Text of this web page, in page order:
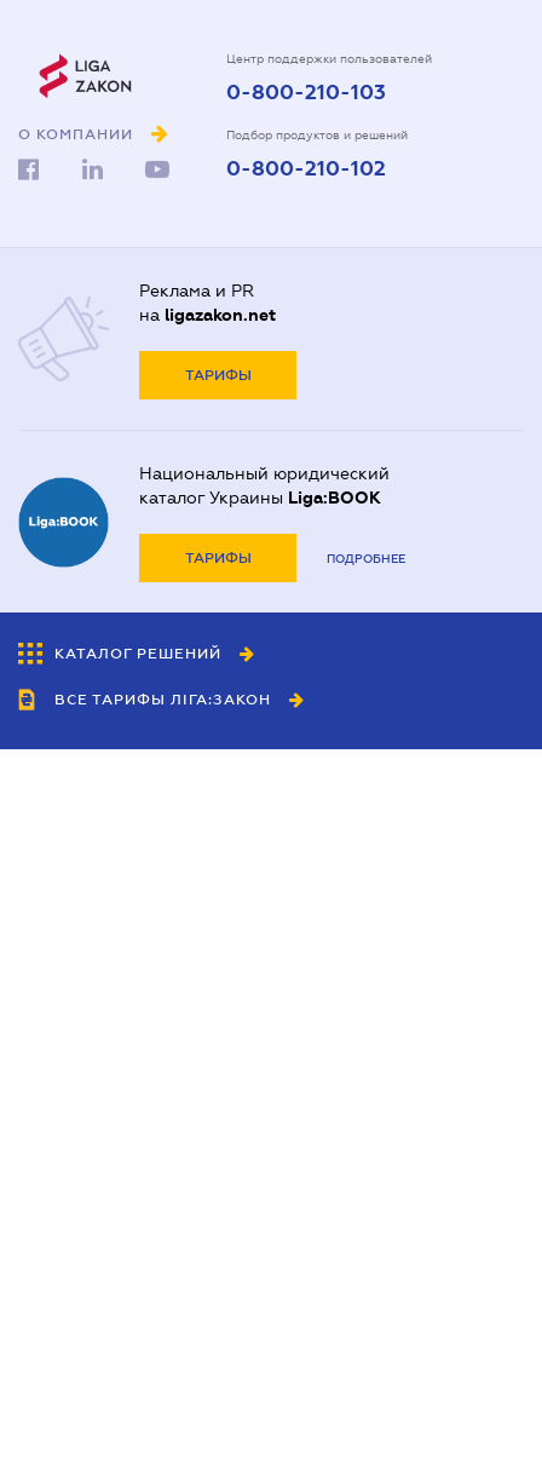
О КОМПАНИИ
Центр поддержки пользователей
0-800-210-103
Подбор продуктов и решений
0-800-210-102
Реклама и PR
на ligazakon.net
ТАРИФЫ
Национальный юридический
каталог Украины Liga:BOOK
ТАРИФЫ ПОДРОБНЕЕ
КАТАЛОГ РЕШЕНИЙ
ВСЕ ТАРИФЫ ЛІГА:ЗАКОН